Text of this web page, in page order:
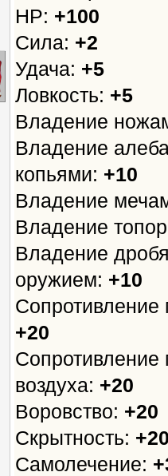
HP: +100
Сила: +2
Удача: +5
Ловкость: +5
Владение
Владение
копьями: +10
Владение
Владение
Владение
оружием: +10
Сопротивление
+20
Сопротивление
воздуха: +20
Воровство: +20
Скрытность:
Самолечение: